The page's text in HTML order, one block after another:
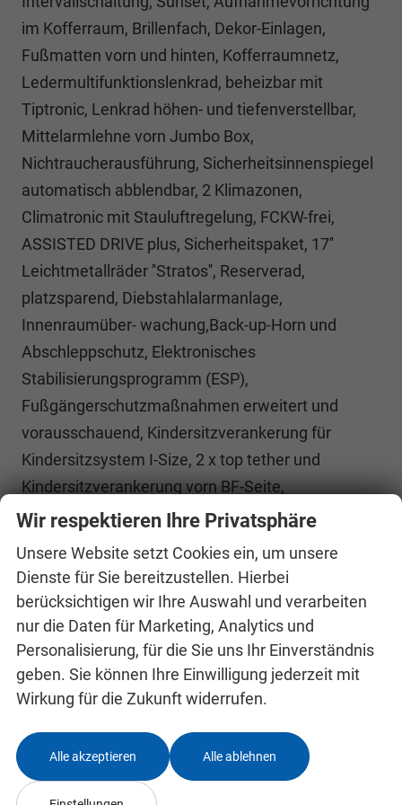
im Kofferraum, Brillenfach, Dekor-Einlagen,
Fußmatten vorn und hinten, Kofferraumnetz,
Ledermultifunktionslenkrad, beheizbar mit
Tiptronic, Lenkrad höhen- und tiefenverstellbar,
Mittelarmlehne vorn Jumbo Box,
Nichtraucherausführung, Sicherheitsinnenspiegel
automatisch abblendbar, 2 Klimazonen,
Climatronic mit Stauluftregelung, FCKW-frei,
ASSISTED DRIVE plus, Sicherheitspaket, 17''
Leichtmetallräder ''Stratos'', Reserverad,
platzsparend, Diebstahlalarmanlage,
Innenraumüber- wachung,Back-up-Horn und
Abschleppschutz, Elektronisches
Stabilisierungsprogramm (ESP),
Fußgängerschutzmaßnahmen erweitert und
vorausschauend, Kindersitzverankerung für
Kindersitzsystem I-Size, 2 x top tether und
Kindersitzverankerung vorn BF-Seite,
Notrufsystem eCall , Seitenairbag vorn und hinten,
Fahrersitz mit Lendenwirbelstütze,
Lendenwirbelstütze, manuell einstellbar in
Vordersitzlehnen, Rücksitzbank ungeteilt, Lehne
geteilt umlegbar mit Mittelarmlehne, Sitzheizung
für Vordersitze getrennt regelbar, Vordersitze
höhenverstellbar, Anschlussgarantie 3 Jahre /
100.000 Km, FRONT ASSIST inkl. adaptive cruise
control (ACC), 12 Volt-Steckdose im Kofferraum,
Ablenkungs- und Müdigkeitserkennung, Adaptiver
Wir respektieren Ihre Privatsphäre
Unsere Website setzt Cookies ein, um unsere
Dienste für Sie bereitzustellen. Hierbei
berücksichtigen wir Ihre Auswahl und verarbeiten
nur die Daten für Marketing, Analytics und
Personalisierung, für die Sie uns Ihr Einverständnis
geben. Sie können Ihre Einwilligung jederzeit mit
Wirkung für die Zukunft widerrufen.
Alle akzeptieren Alle ablehnen